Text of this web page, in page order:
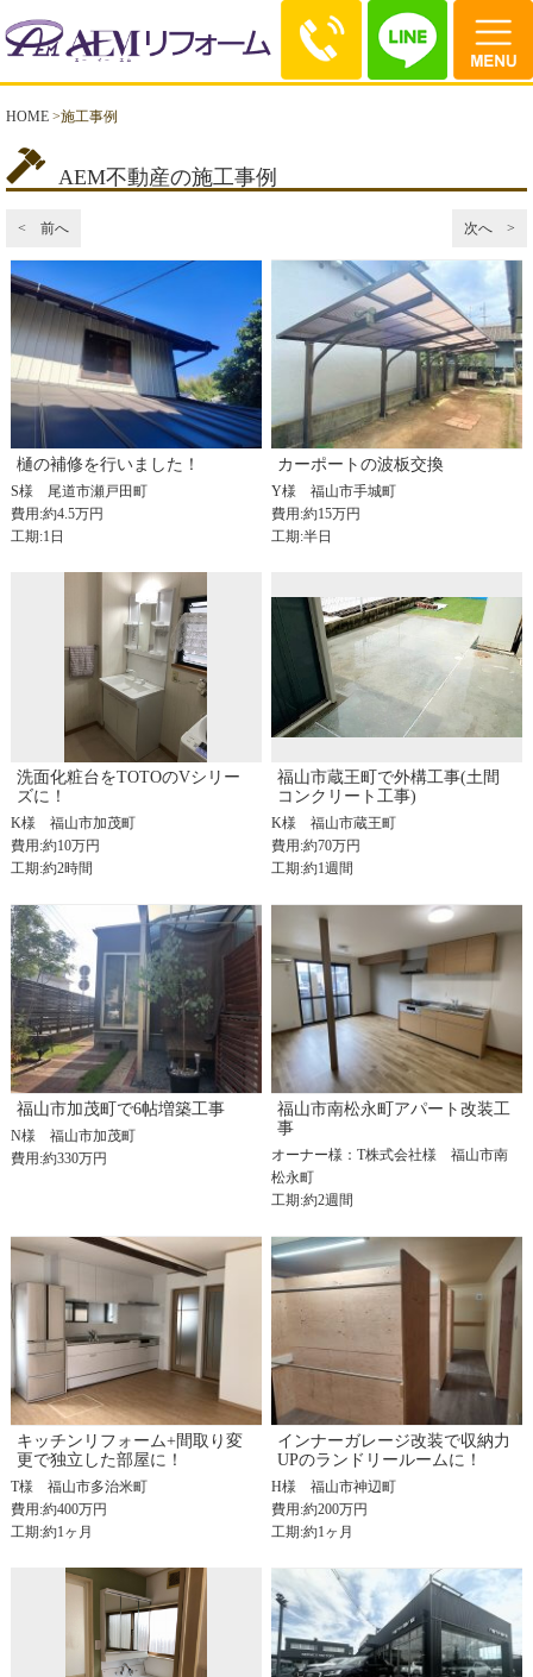
HOME >施工事例
AEM不動産の施工事例
< 前へ 次へ >
樋の補修を行いました！
S様 尾道市瀬戸田町
費用:約4.5万円
工期:1日
カーポートの波板交換
Y様福山市手城町
費用:約15万円
工期:半日
洗面化粧台をTOTOのVシリー
ズに！
K様福山市加茂町
費用:約10万円
工期:約2時間
福山市蔵王町で外構工事(土間
コンクリート工事)
K様福山市蔵王町
費用:約70万円
工期:約1週間
福山市加茂町で6帖増築工事
N様福山市加茂町
費用:約330万円
福山市南松永町アパート改装工
事
オーナー様：T株式会社様福山市南
松永町
工期:約2週間
キッチンリフォーム+間取り変
更で独立した部屋に！
T様福山市多治米町
費用:約400万円
工期:約1ヶ月
インナーガレージ改装で収納力
UPのランドリールームに！
H様福山市神辺町
費用:約200万円
工期:約1ヶ月